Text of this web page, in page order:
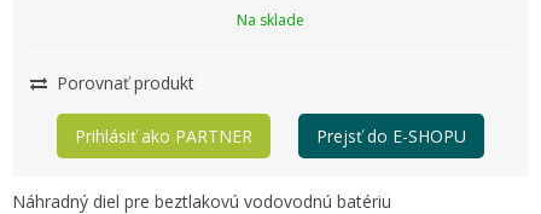
Na sklade
Porovnať produkt
Prihlásiť ako PARTNER Prejsť do E-SHOPU
Náhradný diel pre beztlakovú vodovodnú batériu